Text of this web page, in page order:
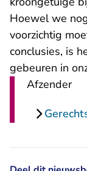
Hoewel we
voorzichtig
conclusies, is
gebeuren in
Afzender